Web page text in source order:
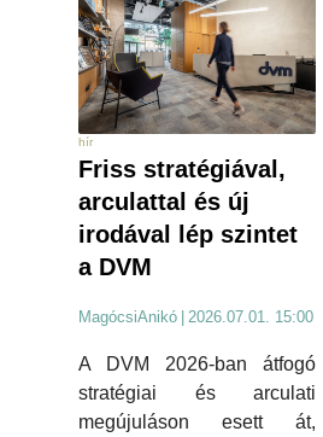
hír
Friss stratégiával,
arculattal és új
irodával lép szintet
a DVM
MagócsiAnikó | 2026.07.01. 15:00
A DVM 2026-ban átfogó
stratégiai és arculati
megújuláson esett át,